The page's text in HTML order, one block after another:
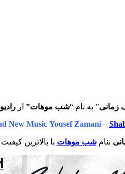
زمانی” به نام “شب موهات” از
New Music Yousef Zamani –
بنامشب موهات با بالاترین